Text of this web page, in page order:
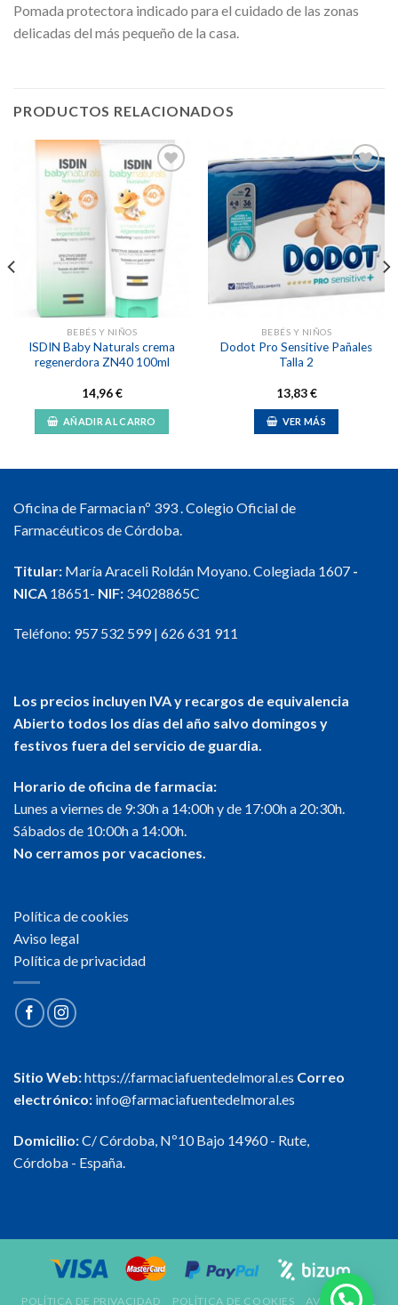
Pomada protectora indicado para el cuidado de las zonas
delicadas del más pequeño de la casa.
PRODUCTOS RELACIONADOS
lista de
deseos
BEBÉS Y NIÑOS
ISDIN Baby Naturals crema
regenerdora ZN40 100ml
14,96€
AÑADIR AL CARRO
Añadir
a la
lista de
deseos
BEBÉS Y NIÑOS
Dodot Pro Sensitive Pañales
Talla 2
13,83€
VER MÁS
Oficina de Farmacia nº 393 . Colegio Oficial de
Farmacéuticos de Córdoba.
Titular: María Araceli Roldán Moyano. Colegiada 1607 -
NICA 18651- NIF: 34028865C
Teléfono: 957 532 599| 626 631 911
Los precios incluyen IVA y recargos de equivalencia
Abierto todos los días del año salvo domingos y
festivos fuera del servicio de guardia.
Horario de oficina de farmacia:
Lunes a viernes de 9:30h a 14:00h y de 17:00h a 20:30h.
Sábados de 10:00h a 14:00h.
No cerramos por vacaciones.
Política de cookies
Aviso legal
Política de privacidad
Sitio Web:https://.farmaciafuentedelmoral.es Correo
electrónico: info@farmaciafuentedelmoral.es
Domicilio:C/ Córdoba, Nº10 Bajo 14960 - Rute,
Córdoba - España.
POLÍTICA DE PRIVACIDAD POLÍTICA DE COOKIES AVISO LEGAL